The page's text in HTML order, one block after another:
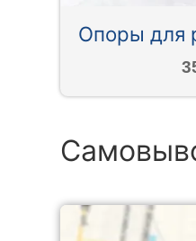
Опоры для